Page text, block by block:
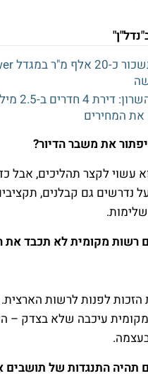
קריית
את המחירים
את משבר הדיור?
עשוי לקצר תהליכים, אבל
נדרשים גם קבלנים,
רשות מקומית לא תכבד את
הזכות לפנות לרשות
עיכבה שלא בצדק –
תהיה התנגדות של תושבים